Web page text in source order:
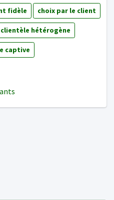
fidèle choix par le client
clientèle hétérogène
captive